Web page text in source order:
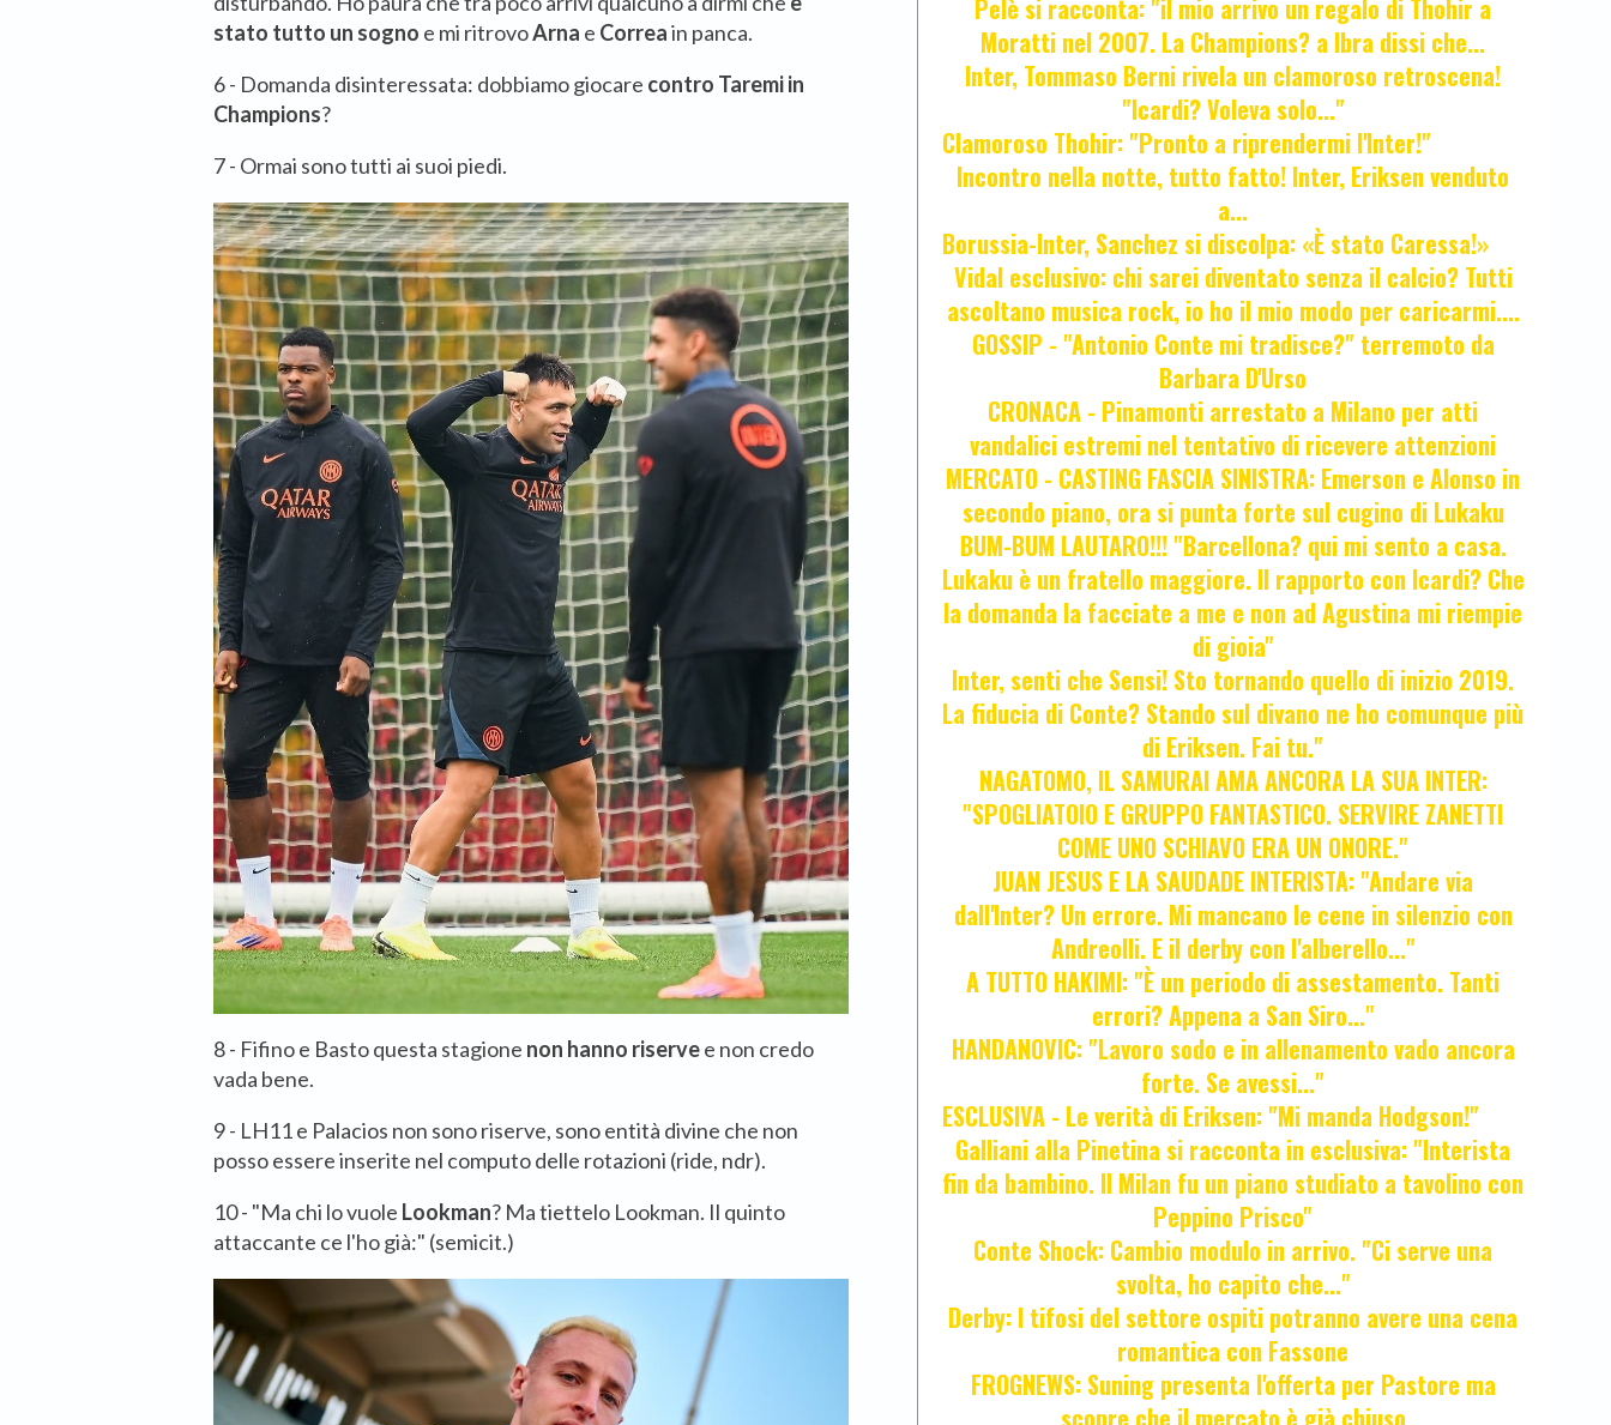
stato tutto un sogno e mi ritrovoArna e Correain panca.
6 - Domanda disinteressata: dobbiamo giocare contro Taremi in
Champions?
7 - Ormai sono tutti ai suoi piedi.
8 - Fifino e Basto questa stagione non hanno riservee non credo
vada bene.
9 - LH11 e Palacios non sono riserve, sono entità divine che non
posso essere inserite nel computo delle rotazioni (ride, ndr).
10 - "Ma chi lo vuole Lookman? Ma tiettelo Lookman. Il quinto
attaccante ce l'ho già:" (semicit.)
Pelè si racconta: "il mio arrivo un regalo di Thohir a
Moratti nel 2007. La Champions? a Ibra dissi che...
Inter, Tommaso Berni rivela un clamoroso retroscena!
"Icardi? Voleva solo..."
Clamoroso Thohir: "Pronto a riprendermi l'Inter!"
Incontro nella notte, tutto fatto! Inter, Eriksen venduto
a...
Borussia-Inter, Sanchez si discolpa: «È stato Caressa!»
Vidal esclusivo: chi sarei diventato senza il calcio? Tutti
ascoltano musica rock, io ho il mio modo per caricarmi....
GOSSIP - "Antonio Conte mi tradisce?" terremoto da
Barbara D'Urso
CRONACA - Pinamonti arrestato a Milano per atti
vandalici estremi nel tentativo di ricevere attenzioni
MERCATO - CASTING FASCIA SINISTRA: Emerson e Alonso in
secondo piano, ora si punta forte sul cugino di Lukaku
BUM-BUM LAUTARO!!! "Barcellona? qui mi sento a casa.
Lukaku è un fratello maggiore. Il rapporto con Icardi? Che
la domanda la facciate a me e non ad Agustina mi riempie
di gioia"
Inter, senti che Sensi! Sto tornando quello di inizio 2019.
La fiducia di Conte? Stando sul divano ne ho comunque più
di Eriksen. Fai tu."
NAGATOMO, IL SAMURAI AMA ANCORA LA SUA INTER:
"SPOGLIATOIO E GRUPPO FANTASTICO. SERVIRE ZANETTI
COME UNO SCHIAVO ERA UN ONORE."
JUAN JESUS E LA SAUDADE INTERISTA: "Andare via
dall'Inter? Un errore. Mi mancano le cene in silenzio con
Andreolli. E il derby con l'alberello..."
A TUTTO HAKIMI: "È un periodo di assestamento. Tanti
errori? Appena a San Siro..."
HANDANOVIC: "Lavoro sodo e in allenamento vado ancora
forte. Se avessi..."
ESCLUSIVA - Le verità di Eriksen: "Mi manda Hodgson!"
Galliani alla Pinetina si racconta in esclusiva: "Interista
fin da bambino. Il Milan fu un piano studiato a tavolino con
Peppino Prisco"
Conte Shock: Cambio modulo in arrivo. "Ci serve una
svolta, ho capito che..."
Derby: I tifosi del settore ospiti potranno avere una cena
romantica con Fassone
FROGNEWS: Suning presenta l'offerta per Pastore ma